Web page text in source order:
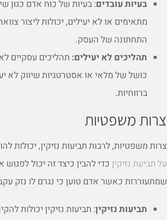
בעיות עובדים: בעיות של כוח אדם כגון
מתאימים או לא יעילים, יכולות ליצור
התחתונה של העסק.
תהליכים לא יעילים: תהליכים עסקיים
כושל של מלאי או אסטרטגיות שיווק לא
ברווחיות.
צרות משפטיות
צרות משפטיות, לרבות תביעות נזיקין,
על תביעת נזיקין כדי להבין כיצד זה יכול
שמתעוררות כאשר אדם טוען כי נגרם לו נזק
תביעות נזיקין: תביעות נזיקין יכולות